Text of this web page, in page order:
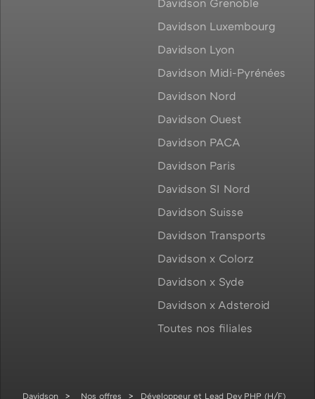
Davidson Grenoble
Davidson Luxembourg
Davidson Lyon
Davidson Midi-Pyrénées
Davidson Nord
Davidson Ouest
Davidson PACA
Davidson Paris
Davidson SI Nord
Davidson Suisse
Davidson Transports
Davidson x Colorz
Davidson x Syde
Davidson x Adsteroid
Toutes nos filiales
Davidson Nos offres Développeur et Lead Dev PHP (H/F)